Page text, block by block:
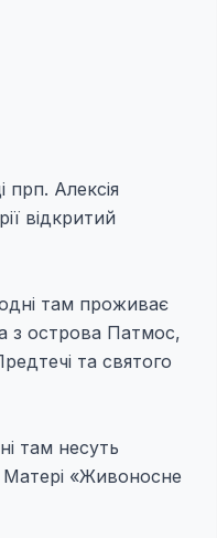
Алексія
відкритий
там проживає
з острова Патмос,
та святого
там несуть
Матері «Живоносне